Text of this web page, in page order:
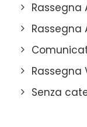
Rassegna
Rassegna
Rassegna
Senza